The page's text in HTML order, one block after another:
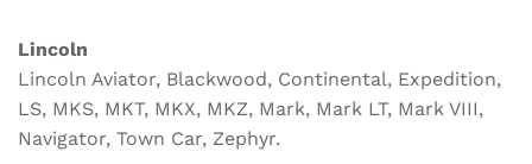
Lincoln
Lincoln Aviator, Blackwood, Continental, Expedition,
LS, MKS, MKT, MKX, MKZ, Mark, Mark LT, Mark VIII,
Navigator, Town Car, Zephyr.